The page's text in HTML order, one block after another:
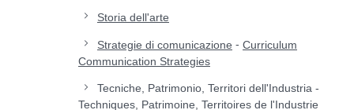
Storia dell'arte
Strategie di comunicazione - Curriculum
Communication Strategies
Tecniche, Patrimonio, Territori dell'Industria -
Techniques, Patrimoine, Territoires de l'Industrie